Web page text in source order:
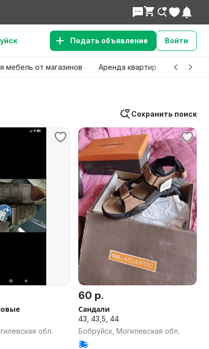
Подать объявление Войти
мебель от магазинов Аренда квартир Детские
Сохранить поиск
обл.
60 р.
Сандали
43, 43,5, 44
Бобруйск, Могилевская обл.